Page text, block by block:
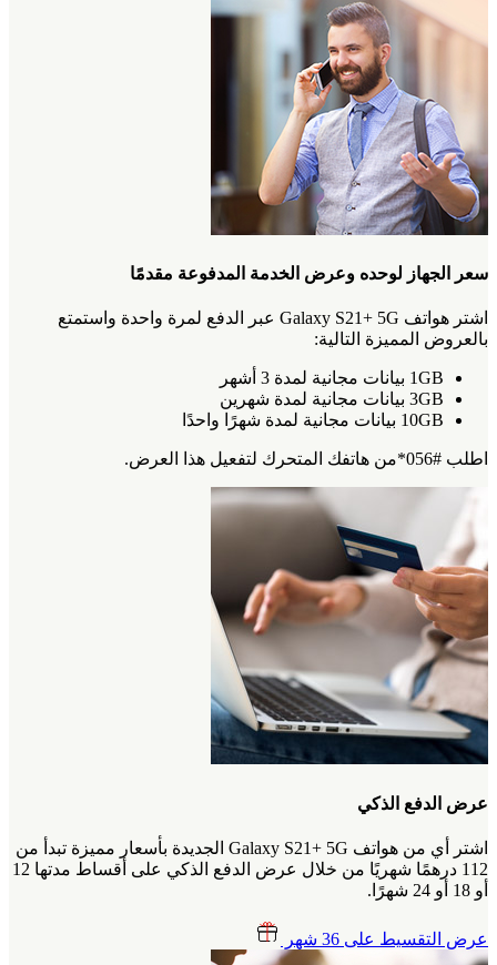
سعر الجهاز لوحده وعرض الخدمة المدفوعة مقدمًا
اشتر هواتف Galaxy S21+ 5G عبر الدفع لمرة واحدة واستمتع
بالعروض المميزة التالية:
1GB بيانات مجانية لمدة 3 أشهر
3GB بيانات مجانية لمدة شهرين
10GB بيانات مجانية لمدة شهرًا واحدًا
اطلب #056*من هاتفك المتحرك لتفعيل هذا العرض.
عرض الدفع الذكي
اشتر أي من هواتف Galaxy S21+ 5G الجديدة بأسعار مميزة تبدأ من
112 درهمًا شهريًا من خلال عرض الدفع الذكي على أقساط مدتها 12
أو 18 أو 24 شهرًا.
عرض التقسيط على 36 شهر